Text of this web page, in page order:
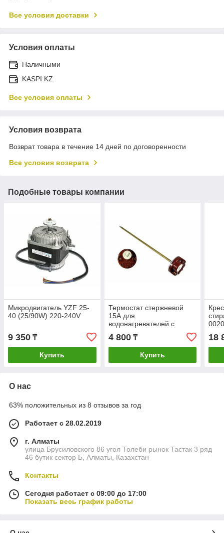
Все условия доставки
Условия оплаты
Наличными
KASPI.KZ
Все условия оплаты
Условия возврата
Возврат товара в течение 14 дней по договоренности
Все условия возврата
Подобные товары компании
Микродвигатель YZF 25-
40 (25/90W) 220-240V
9 350 ₸
Купить
Термостат стержневой
15А для
водонагревателей с
терморегулятором от 40 C
до 80 C
4 800₸
Купить
305/
18
О нас
63% положительных из 8 отзывов за год
Работает с 28.02.2019
г. Алматы
улица Брусиловского 86 угол Толеби рынок Тастак 3 ряд
46 бутик сектор Б, Алматы, Казахстан
Контакты
Сегодня работает с 09:00 до 17:00
Показать весь график работы